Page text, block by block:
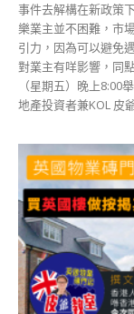
事件去解構在新政策
樂業主並不困難，市
引力，因為可以避免
對業主有咩影響，同
（星期五）晚上8:00
地產投資者兼KOL 皮